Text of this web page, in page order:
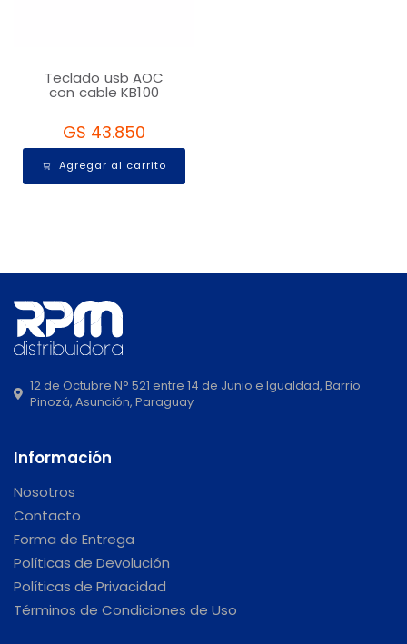
Teclado usb AOC
con cable KB100
GS 43.850
Agregar al carrito
12 de Octubre N° 521 entre 14 de Junio e Igualdad, Barrio
Pinozá, Asunción, Paraguay
Información
Nosotros
Contacto
Forma de Entrega
Políticas de Devolución
Políticas de Privacidad
Términos de Condiciones de Uso